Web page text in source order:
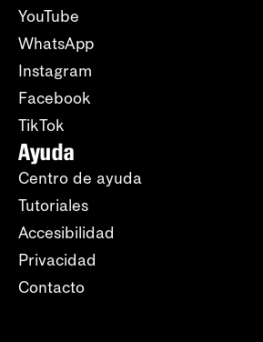
YouTube
WhatsApp
Instagram
Facebook
TikTok
Ayuda
Centro de ayuda
Tutoriales
Accesibilidad
Privacidad
Contacto